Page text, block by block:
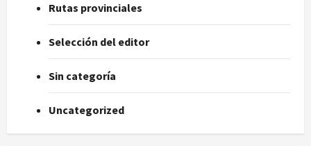
Rutas provinciales
Selección del editor
Sin categoría
Uncategorized